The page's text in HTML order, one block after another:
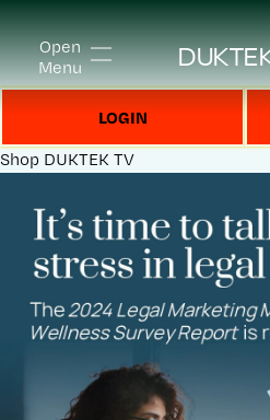
Open
Menu
LOGIN
Shop DUKTEK TV